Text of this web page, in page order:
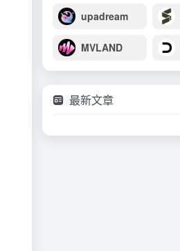
upadream
MVLAND
最新文章